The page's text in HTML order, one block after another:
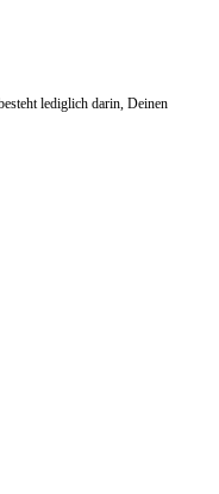
lediglich darin, Deinen